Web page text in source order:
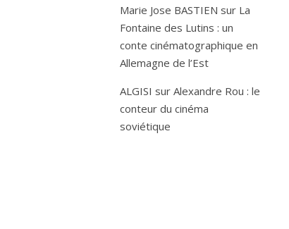
Marie Jose BASTIEN sur La
Fontaine des Lutins : un
conte cinématographique en
Allemagne de l’Est
ALGISI sur Alexandre Rou : le
conteur du cinéma
soviétique